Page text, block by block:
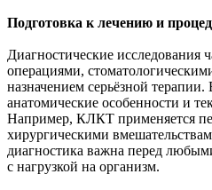
Подготовка к лечению и
Диагностические исследования
операциями,
назначением серьёзной
анатомические особенности и
Например, КЛКТ применяется
хирургическими
диагностика важна перед
с нагрузкой на организм.